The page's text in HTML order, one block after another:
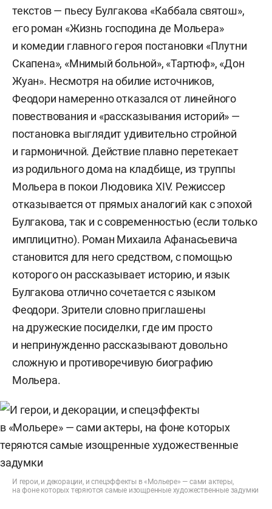
текстов — пьесу Булгакова «Каббала святош»,
его роман «Жизнь господина де Мольера»
и комедии главного героя постановки «Плутни
Скапена», «Мнимый больной», «Тартюф», «Дон
Жуан». Несмотря на обилие источников,
Феодори намеренно отказался от линейного
повествования и «рассказывания историй» —
постановка выглядит удивительно стройной
и гармоничной. Действие плавно перетекает
из родильного дома на кладбище, из труппы
Мольера в покои Людовика XIV. Режиссер
отказывается от прямых аналогий как с эпохой
Булгакова, так и с современностью (если только
имплицитно). Роман Михаила Афанасьевича
становится для него средством, с помощью
которого он рассказывает историю, и язык
Булгакова отлично сочетается с языком
Феодори. Зрители словно приглашены
на дружеские посиделки, где им просто
и непринужденно рассказывают довольно
сложную и противоречивую биографию
Мольера.
И герои, и декорации, и спецэффекты в «Мольере» — сами актеры,
на фоне которых теряются самые изощренные художественные задумки